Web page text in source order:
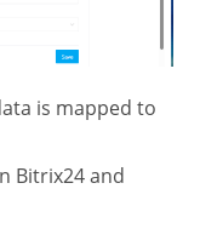
is mapped to
Bitrix24 and